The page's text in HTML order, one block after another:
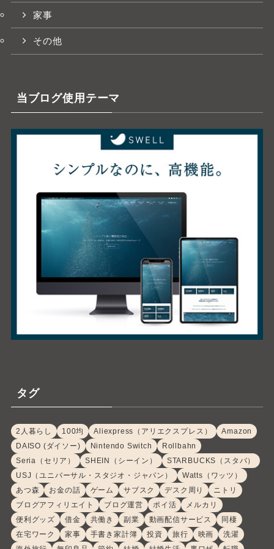
家事
その他
当ブログ使用テーマ
タグ
2人暮らし 100均 Aliexpress（アリエクスプレス）
Amazon
DAISO (ダイソー)
Nintendo Switch
Rollbahn
Seria（セリア）
SHEIN（シーイン）
STARBUCKS（スタバ）
USJ（ユニバーサル・スタジオ・ジャパン）
Watts（ワッツ）
あつ森
お金の話 ゲーム サブスク デスク周り
ニトリ
ブログアフィリエイト
ブログ運営 ポイ活
メルカリ
便利グッズ
借金 共働き 副業 動画配信サービス
同棲
在宅ワーク
家事 手書き家計簿 投資 旅行 映画
洗濯